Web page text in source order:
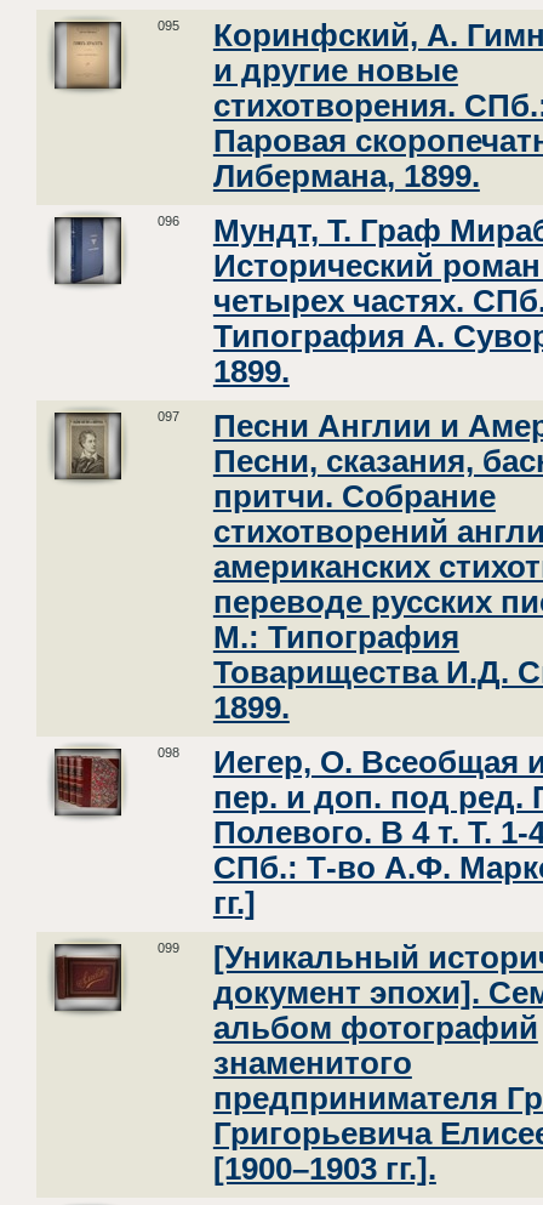
095
Коринфский, А. Гимн
и другие новые
стихотворения.
Паровая
Либермана, 1899.
096
Мундт, Т. Граф
Исторический
четырех частях.
Типография А.
1899.
097
Песни Англии и
Песни, сказания,
притчи. Собрание
стихотворений
американских
переводе русских
М.: Типография
Товарищества И.Д.
1899.
098
Иегер, О. Всеобщая
пер. и доп. под ред.
Полевого. В 4 т. Т. 1-
СПб.: Т-во А.Ф.
гг.]
099
[Уникальный
документ эпохи].
альбом фотографий
знаменитого
предпринимателя
Григорьевича
[1900–1903 гг.].